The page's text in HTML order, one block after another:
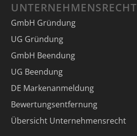
UNTERNEHMENSRECHT
GmbH Gründung
UG Gründung
GmbH Beendung
UG Beendung
DE Markenanmeldung
Bewertungsentfernung
Übersicht Unternehmensrecht